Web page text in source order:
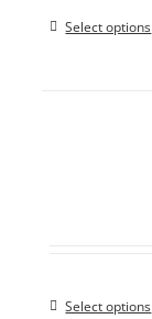
Select options
Select options